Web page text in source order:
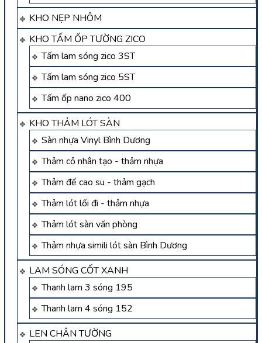
KHO NẸP NHÔM
KHO TẤM ỐP TƯỜNG ZICO
Tấm lam sóng zico 3ST
Tấm lam sóng zico 5ST
Tấm ốp nano zico 400
KHO THẢM LÓT SÀN
Sàn nhựa Vinyl Bình Dương
Thảm cỏ nhân tạo - thảm nhựa
Thảm đế cao su - thảm gạch
Thảm lót lối đi - thảm nhựa
Thảm lót sàn văn phòng
Thảm nhựa simili lót sàn Bình Dương
LAM SÓNG CỐT XANH
Thanh lam 3 sóng 195
Thanh lam 4 sóng 152
LEN CHÂN TƯỜNG